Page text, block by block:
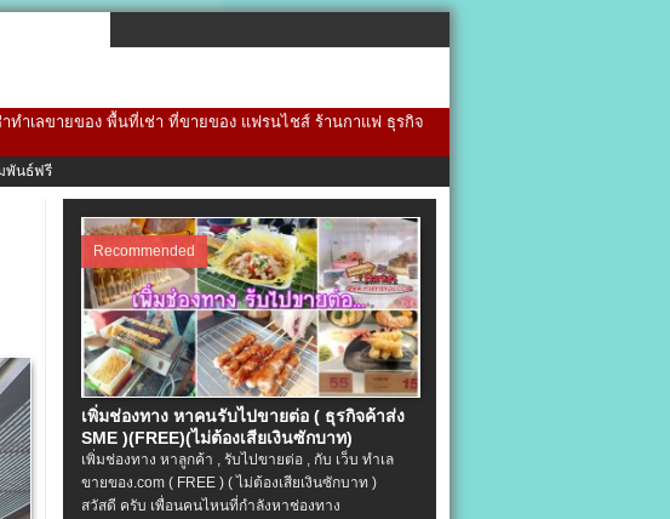
ำเลขายของ พื้นที่เช่า ที่ขายของ แฟรนไชส์ ร้านกาแฟ ธุรกิจ
พันธ์ฟรี
Recommended
เพิ่มช่องทาง หาคนรับไปขายต่อ ( ธุรกิจค้าส่ง
SME )(FREE)(ไม่ต้องเสียเงินซักบาท)
เพิ่มช่องทาง หาลูกค้า , รับไปขายต่อ , กับ เว็บ ทำเล
ขายของ.com ( FREE ) ( ไม่ต้องเสียเงินซักบาท )
สวัสดี ครับ เพื่อนคนไหนที่กำลังหาช่องทาง